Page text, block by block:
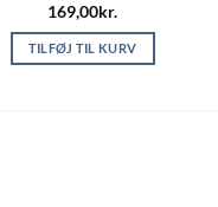
169,00kr.
TILFØJ TIL KURV